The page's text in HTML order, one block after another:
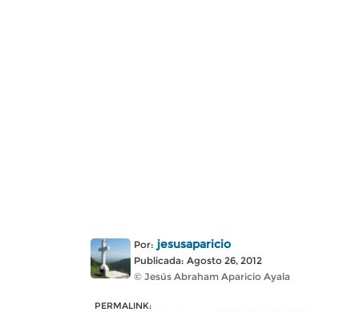
Por: jesusaparicio
Publicada: Agosto 26, 2012
© Jesús Abraham Aparicio Ayala
PERMALINK: